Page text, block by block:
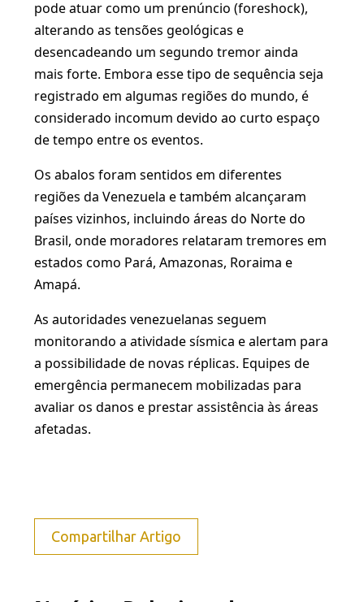
pode atuar como um prenúncio (foreshock),
alterando as tensões geológicas e
desencadeando um segundo tremor ainda
mais forte. Embora esse tipo de sequência seja
registrado em algumas regiões do mundo, é
considerado incomum devido ao curto espaço
de tempo entre os eventos.
Os abalos foram sentidos em diferentes
regiões da Venezuela e também alcançaram
países vizinhos, incluindo áreas do Norte do
Brasil, onde moradores relataram tremores em
estados como Pará, Amazonas, Roraima e
Amapá.
As autoridades venezuelanas seguem
monitorando a atividade sísmica e alertam para
a possibilidade de novas réplicas. Equipes de
emergência permanecem mobilizadas para
avaliar os danos e prestar assistência às áreas
afetadas.
Compartilhar Artigo